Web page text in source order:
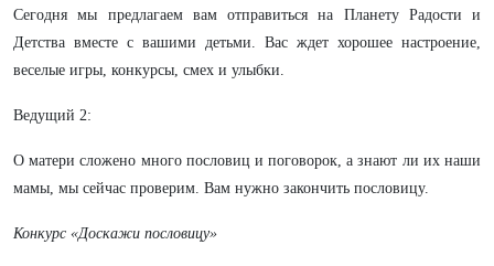
Сегодня мы предлагаем вам отправиться на Планету Радости и
Детства вместе с вашими детьми. Вас ждет хорошее настроение,
веселые игры, конкурсы, смех и улыбки.
Ведущий 2:
О матери сложено много пословиц и поговорок, а знают ли их наши
мамы, мы сейчас проверим. Вам нужно закончить пословицу.
Конкурс «Доскажи пословицу»